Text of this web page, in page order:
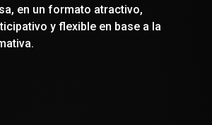
en un formato atractivo,
y flexible en base a la